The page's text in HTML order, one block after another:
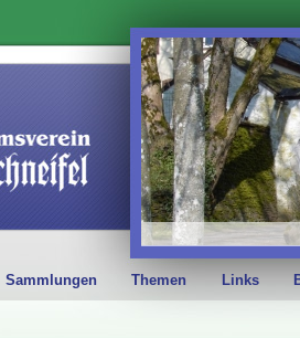
Sammlungen Themen Links